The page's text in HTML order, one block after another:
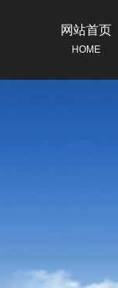
网站首页
HOME